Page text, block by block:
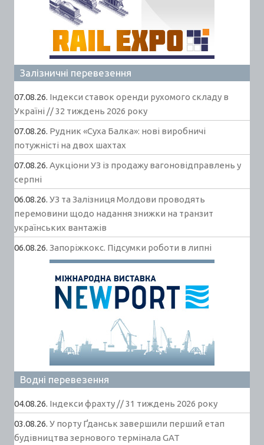
Залізничні перевезення
07.08.26. Індекси ставок оренди рухомого складу в
Україні // 32 тиждень 2026 року
07.08.26. Рудник «Суха Балка»: нові виробничі
потужністі на двох шахтах
07.08.26. Аукціони УЗ із продажу вагоновідправлень у
серпні
06.08.26. УЗ та Залізниця Молдови проводять
перемовини щодо надання знижки на транзит
українських вантажів
06.08.26. Запоріжкокс. Підсумки роботи в липні
Водні перевезення
04.08.26. Індекси фрахту // 31 тиждень 2026 року
03.08.26. У порту Ґданськ завершили перший етап
будівництва зернового термінала GAT